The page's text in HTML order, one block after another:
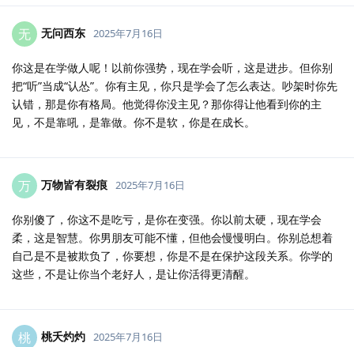
无 无问西东 2025年7月16日
你这是在学做人呢！以前你强势，现在学会听，这是进步。但你别
把“听”当成“认怂”。你有主见，你只是学会了怎么表达。吵架时你先
认错，那是你有格局。他觉得你没主见？那你得让他看到你的主
见，不是靠吼，是靠做。你不是软，你是在成长。
万 万物皆有裂痕 2025年7月16日
你别傻了，你这不是吃亏，是你在变强。你以前太硬，现在学会
柔，这是智慧。你男朋友可能不懂，但他会慢慢明白。你别总想着
自己是不是被欺负了，你要想，你是不是在保护这段关系。你学的
这些，不是让你当个老好人，是让你活得更清醒。
桃 桃夭灼灼 2025年7月16日